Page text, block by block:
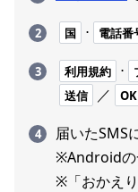
国 ⋅ 電話番
利用規約 ⋅
送信 ／ OK
届いたSMS
※Androidの
※「おかえ